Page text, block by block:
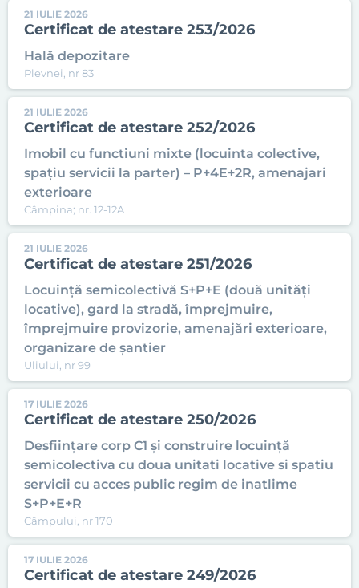
21 IULIE 2026
Certificat de atestare 253/2026
Hală depozitare
Plevnei, nr 83
21 IULIE 2026
Certificat de atestare 252/2026
Imobil cu functiuni mixte (locuinta colective,
spațiu servicii la parter) – P+4E+2R, amenajari
exterioare
Câmpina; nr. 12-12A
21 IULIE 2026
Certificat de atestare 251/2026
Locuință semicolectivă S+P+E (două unități
locative), gard la stradă, împrejmuire,
împrejmuire provizorie, amenajări exterioare,
organizare de șantier
Uliului, nr 99
17 IULIE 2026
Certificat de atestare 250/2026
Desființare corp C1 și construire locuință
semicolectiva cu doua unitati locative si spatiu
servicii cu acces public regim de inatlime
S+P+E+R
Câmpului, nr 170
17 IULIE 2026
Certificat de atestare 249/2026